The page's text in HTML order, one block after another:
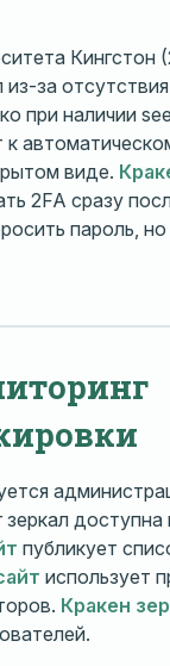
Кингстон
за
при наличии
виде.
2FA сразу
пароль,
зеркал доступна
публикует
использует
Кракен